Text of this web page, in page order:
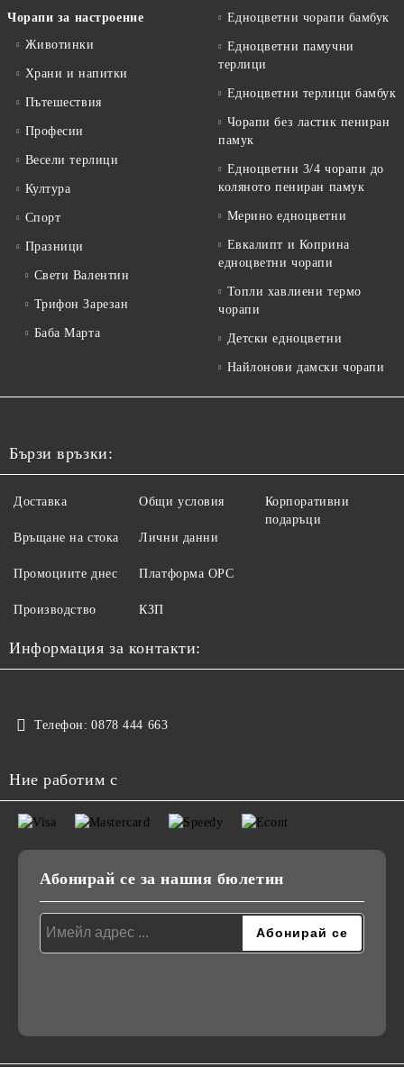
Чорапи за настроение
Животинки
Храни и напитки
Пътешествия
Професии
Весели терлици
Култура
Спорт
Празници
Свети Валентин
Трифон Зарезан
Баба Марта
Едноцветни чорапи бамбук
Едноцветни памучни
терлици
Едноцветни терлици бамбук
Чорапи без ластик пениран
памук
Едноцветни 3/4 чорапи до
коляното пениран памук
Мерино едноцветни
Евкалипт и Коприна
едноцветни чорапи
Топли хавлиени термо
чорапи
Детски едноцветни
Найлонови дамски чорапи
Бързи връзки:
Доставка
Връщане на стока
Промоциите днес
Производство
Общи условия
Лични данни
Платформа ОРС
КЗП
Корпоративни
подаръци
Информация за контакти:
Телефон: 0878 444 663
Ние работим с
Абонирай се за нашия бюлетин